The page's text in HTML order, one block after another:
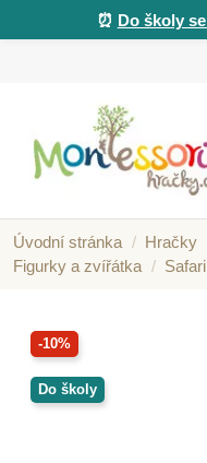
⏰ Do školy
Úvodní stránka Hračky
Figurky a zvířátka
-10%
Do školy